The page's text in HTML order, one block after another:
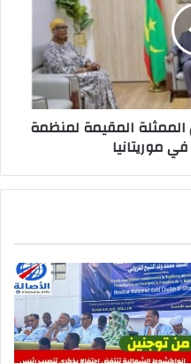
الممثلة المقيمة لمنظمة
موريتانيا